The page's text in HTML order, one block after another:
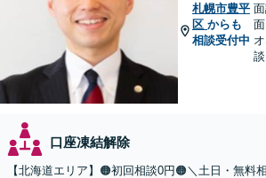
札幌市豊平
区 からも
相談受付中
談
口座凍結解除
【北海道エリア】🟠初回相談0円🟠＼土日・無料